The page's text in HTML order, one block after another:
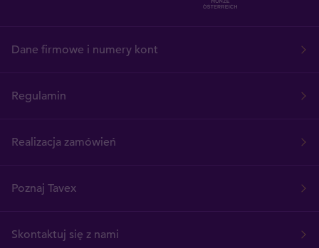
Dane firmowe i numery kont
Regulamin
Realizacja zamówień
Poznaj Tavex
Skontaktuj się z nami